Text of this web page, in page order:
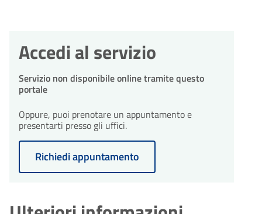
Accedi al servizio
Servizio non disponibile online tramite questo
portale
Oppure, puoi prenotare un appuntamento e
presentarti presso gli uffici.
Richiedi appuntamento